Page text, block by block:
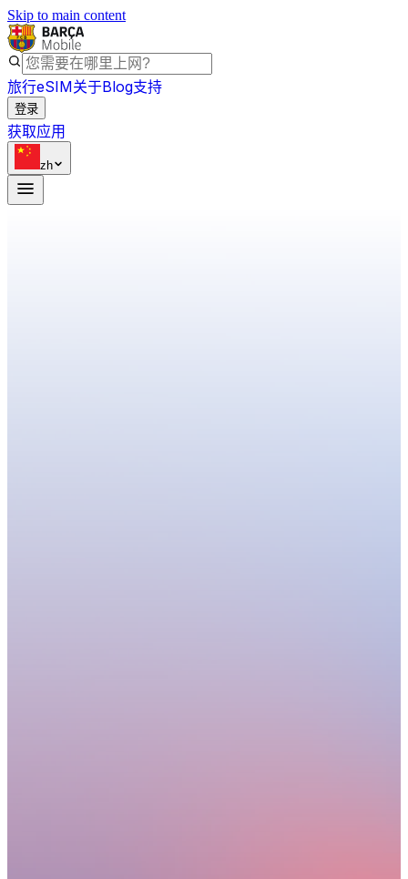
Skip to main content
旅行eSIM关于Blog支持
登录
获取应用
zh